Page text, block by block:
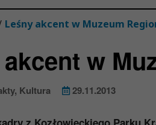
Leśny akcent w Muzeum
w
, Kultura 29.11.2013